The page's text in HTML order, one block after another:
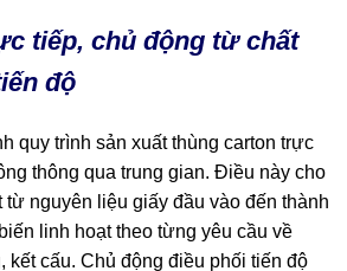
tiếp, chủ động từ chất
độ
quy trình sản xuất thùng carton trực
thông qua trung gian. Điều này cho
từ nguyên liệu giấy đầu vào đến thành
linh hoạt theo từng yêu cầu về
kết cấu. Chủ động điều phối tiến độ